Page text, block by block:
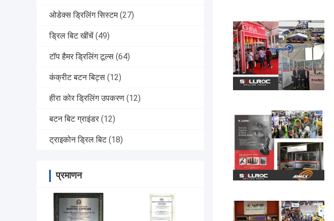
ओडेक्स ड्रिलिंग सिस्टम (27)
ड्रिल बिट खींचें (49)
टॉप हैमर ड्रिलिंग टूल्स (64)
कंक्रीट बटन बिट्स (12)
हीरा कोर ड्रिलिंग उपकरण (12)
बटन बिट ग्राइंडर (12)
ट्राइकोन ड्रिल बिट (18)
प्रमाणन